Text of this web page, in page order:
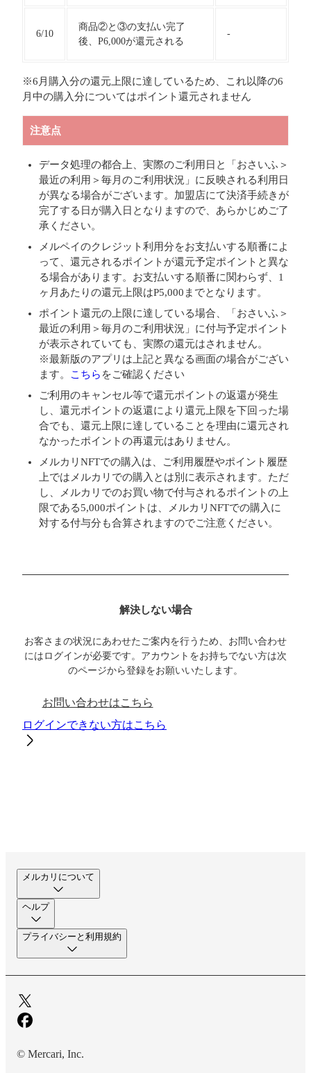
6/10
商品②と③の支払い完了
後、P6,000が還元される
-
※6月購入分の還元上限に達しているため、これ以降の6
月中の購入分についてはポイント還元されません
注意点
データ処理の都合上、実際のご利用日と「おさいふ＞
最近の利用＞毎月のご利用状況」に反映される利用日
が異なる場合がございます。加盟店にて決済手続きが
完了する日が購入日となりますので、あらかじめご了
承ください。
メルペイのクレジット利用分をお支払いする順番によ
って、還元されるポイントが還元予定ポイントと異な
る場合があります。お支払いする順番に関わらず、1
ヶ月あたりの還元上限はP5,000までとなります。
ポイント還元の上限に達している場合、「おさいふ＞
最近の利用＞毎月のご利用状況」に付与予定ポイント
が表示されていても、実際の還元はされません。
※最新版のアプリは上記と異なる画面の場合がござい
ます。
こちら をご確認ください
ご利用のキャンセル等で還元ポイントの返還が発生
し、還元ポイントの返還により還元上限を下回った場
合でも、還元上限に達していることを理由に還元され
なかったポイントの再還元はありません。
メルカリNFTでの購入は、ご利用履歴やポイント履歴
上ではメルカリでの購入とは別に表示されます。ただ
し、メルカリでのお買い物で付与されるポイントの上
限である5,000ポイントは、メルカリNFTでの購入に
対する付与分も合算されますのでご注意ください。
解決しない場合
お客さまの状況にあわせたご案内を行うため、お問い合わせ
にはログインが必要です。アカウントをお持ちでない方は次
のページから登録をお願いいたします。
お問い合わせはこちら
ログインできない方はこちら
メルカリについて
ヘルプ
プライバシーと利用規約
© Mercari, Inc.